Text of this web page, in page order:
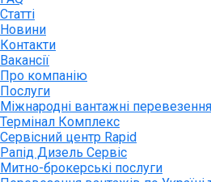
Статті
Новини
Контакти
Вакансії
Про компанію
Послуги
Міжнародні вантажні перевезення
Термінал Комплекс
Сервісний центр Rapid
Рапід Дизель Сервіс
Митно-брокерські послуги